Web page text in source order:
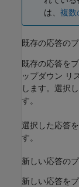
は、 複数
既存の応答の
既存の応答を
ップダウン リ
します。選択
す。
選択した応答
す。
新しい応答の
新しい応答を